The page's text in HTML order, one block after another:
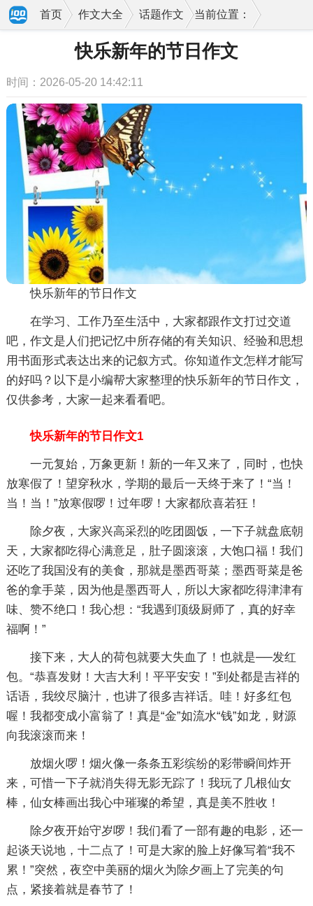
当前位置：
首页 作文大全 话题作文
快乐新年的节日作文
时间：2026-05-20 14:42:11
快乐新年的节日作文
在学习、工作乃至生活中，大家都跟作文打过交道
吧，作文是人们把记忆中所存储的有关知识、经验和思想
用书面形式表达出来的记叙方式。你知道作文怎样才能写
的好吗？以下是小编帮大家整理的快乐新年的节日作文，
仅供参考，大家一起来看看吧。
快乐新年的节日作文1
一元复始，万象更新！新的一年又来了，同时，也快
放寒假了！望穿秋水，学期的最后一天终于来了！“当！
当！当！”放寒假啰！过年啰！大家都欣喜若狂！
除夕夜，大家兴高采烈的吃团圆饭，一下子就盘底朝
天，大家都吃得心满意足，肚子圆滚滚，大饱口福！我们
还吃了我国没有的美食，那就是墨西哥菜；墨西哥菜是爸
爸的拿手菜，因为他是墨西哥人，所以大家都吃得津津有
味、赞不绝口！我心想：“我遇到顶级厨师了，真的好幸
福啊！”
接下来，大人的荷包就要大失血了！也就是──发红
包。“恭喜发财！大吉大利！平平安安！”到处都是吉祥的
话语，我绞尽脑汁，也讲了很多吉祥话。哇！好多红包
喔！我都变成小富翁了！真是“金”如流水“钱”如龙，财源
向我滚滚而来！
放烟火啰！烟火像一条条五彩缤纷的彩带瞬间炸开
来，可惜一下子就消失得无影无踪了！我玩了几根仙女
棒，仙女棒画出我心中璀璨的希望，真是美不胜收！
除夕夜开始守岁啰！我们看了一部有趣的电影，还一
起谈天说地，十二点了！可是大家的脸上好像写着“我不
累！”突然，夜空中美丽的烟火为除夕画上了完美的句
点，紧接着就是春节了！